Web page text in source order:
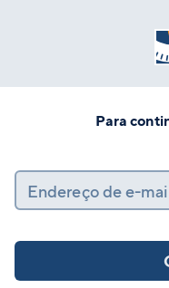
Para
Endereço de e-